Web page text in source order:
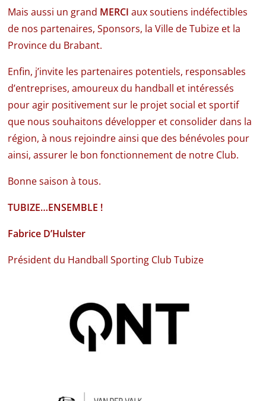
Mais aussi un grand MERCI aux soutiens indéfectibles
de nos partenaires, Sponsors, la Ville de Tubize et la
Province du Brabant.
Enfin, j’invite les partenaires potentiels, responsables
d’entreprises, amoureux du handball et intéressés
pour agir positivement sur le projet social et sportif
que nous souhaitons développer et consolider dans la
région, à nous rejoindre ainsi que des bénévoles pour
ainsi, assurer le bon fonctionnement de notre Club.
Bonne saison à tous.
TUBIZE…ENSEMBLE !
Fabrice D’Hulster
Président du Handball Sporting Club Tubize